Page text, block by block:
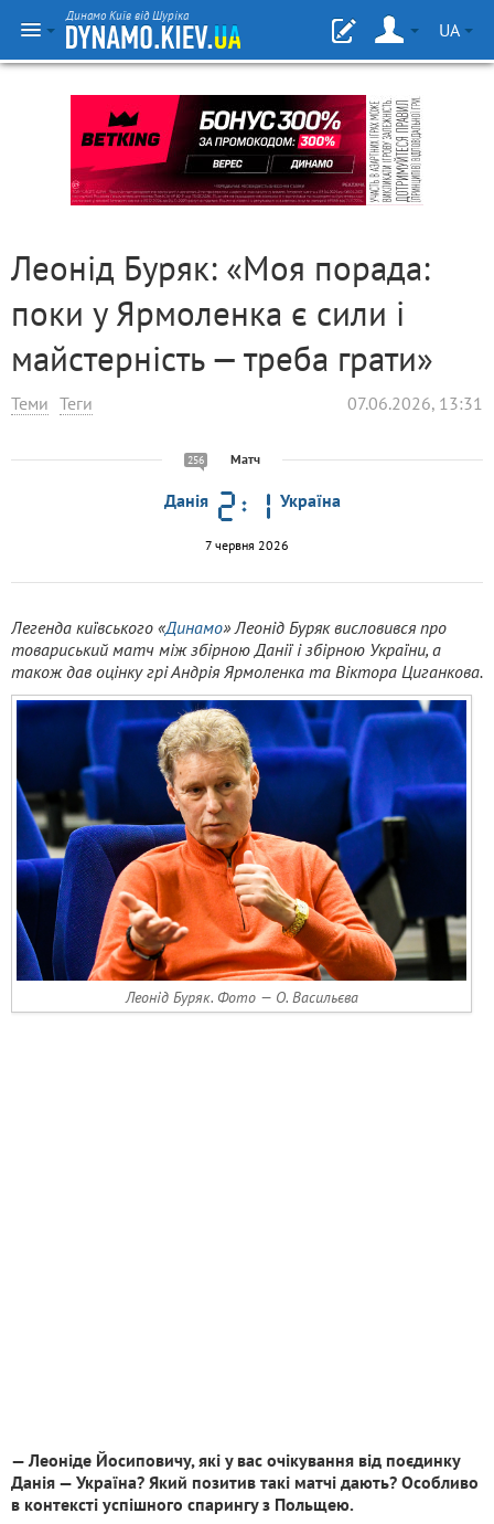
Динамо Київ від Шуріка
UA
Леонід Буряк: «Моя порада:
поки у Ярмоленка є сили і
майстерність — треба грати»
Теми Теги 07.06.2026, 13:31
256 Матч
Данія Україна
7 червня 2026
Легенда київського «Динамо» Леонід Буряк висловився про
товариський матч між збірною Данії і збірною України, а
також дав оцінку грі Андрія Ярмоленка та Віктора Циганкова.
Леонід Буряк. Фото — O. Васильєва
— Леоніде Йосиповичу, які у вас очікування від поєдинку
Данія — Україна? Який позитив такі матчі дають? Особливо
в контексті успішного спарингу з Польщею.